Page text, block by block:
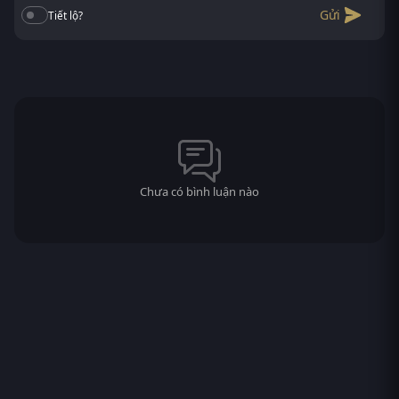
Tiết lộ? Gửi
Chưa có bình luận nào